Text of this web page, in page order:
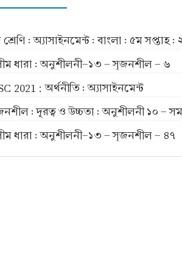
: অ্যাসাইনমেন্ট : বাংলা : ৫ম সপ্তাহ :
ধারা : অনুশীলনী-১৩ - সৃজনশীল - ৬
2021 : অর্থনীতি : অ্যাসাইনমেন্ট
: দূরত্ব ও উচ্চতা : অনুশীলনী ১০ -
ধারা : অনুশীলনী-১৩ - সৃজনশীল - ৪৭